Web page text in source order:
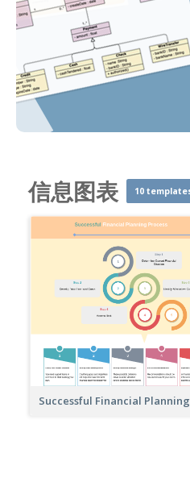
信息图表 10
Successful Financial